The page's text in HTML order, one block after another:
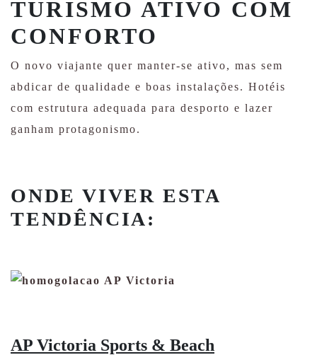
TURISMO ATIVO COM
CONFORTO
O novo viajante quer manter-se ativo, mas sem
abdicar de qualidade e boas instalações. Hotéis
com estrutura adequada para desporto e lazer
ganham protagonismo.
ONDE VIVER ESTA
TENDÊNCIA:
AP Victoria Sports & Beach